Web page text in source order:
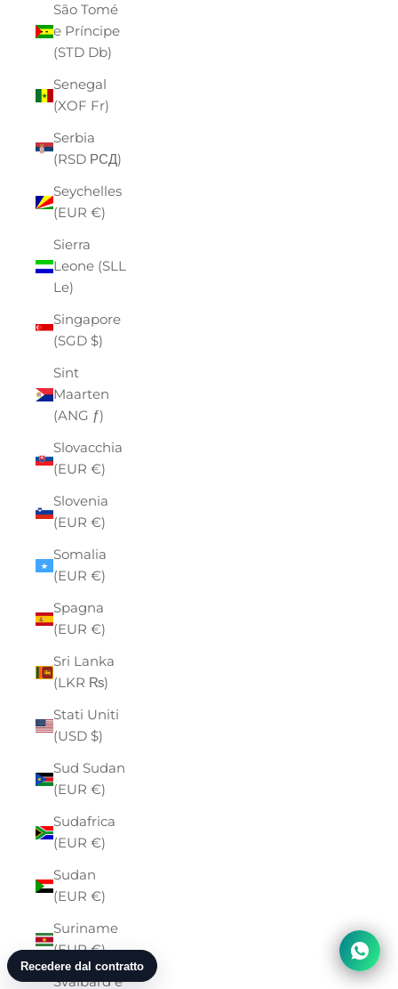
São Tomé
e Príncipe
(STD Db)
Senegal
(XOF Fr)
Serbia
(RSD РСД)
Seychelles
(EUR €)
Sierra
Leone (SLL
Le)
Singapore
(SGD $)
Sint
Maarten
(ANG ƒ)
Slovacchia
(EUR €)
Slovenia
(EUR €)
Somalia
(EUR €)
Spagna
(EUR €)
Sri Lanka
(LKR ₨)
Stati Uniti
(USD $)
Sud Sudan
(EUR €)
Sudafrica
(EUR €)
Sudan
(EUR €)
Suriname
(EUR €)
Svalbard e